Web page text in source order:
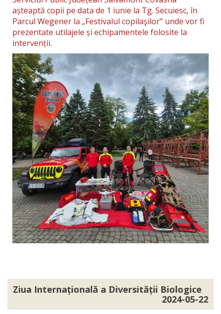
așteaptă copii pe data de 1 iunie la Tg. Secuiesc, în
Parcul Wegener la „Festivalul copilaşilor” unde vor fi
prezentate utilajele și echipamentele folosite la
intervenții.
Ziua Internațională a Diversității Biologice
2024-05-22